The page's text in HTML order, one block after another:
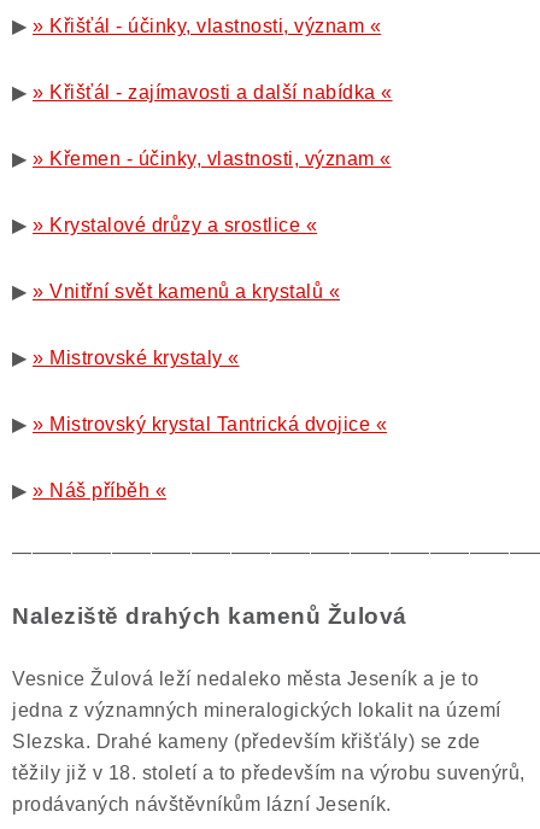
▶ » Křišťál - účinky, vlastnosti, význam «
▶ » Křišťál - zajímavosti a další nabídka «
▶ » Křemen - účinky, vlastnosti, význam «
▶ » Krystalové drůzy a srostlice «
▶ » Vnitřní svět kamenů a krystalů «
▶ » Mistrovské krystaly «
▶ » Mistrovský krystal Tantrická dvojice «
▶ » Náš příběh «
Naleziště drahých kamenů Žulová
Vesnice Žulová leží nedaleko města Jeseník a je to
jedna z významných mineralogických lokalit na území
Slezska. Drahé kameny (především křišťály) se zde
těžily již v 18. století a to především na výrobu suvenýrů,
prodávaných návštěvníkům lázní Jeseník.